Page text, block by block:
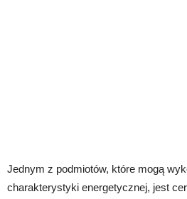
Jednym z podmiotów, które mogą
charakterystyki energetycznej, jest